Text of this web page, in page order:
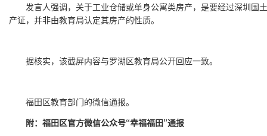
发言人强调，关于工业仓储或单身公寓类房产，是要经过深圳国
产证，并非由教育局认定其房产的性质。
据核实，该截屏内容与罗湖区教育局公开回应一致。
福田区教育部门的微信通报。
附：福田区官方微信公众号“幸福福田”通报